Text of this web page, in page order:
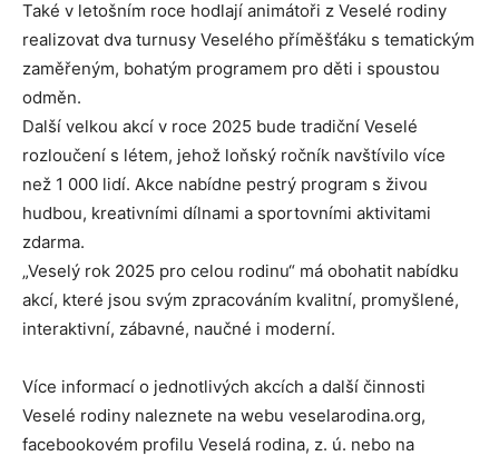
Také v letošním roce hodlají animátoři z Veselé rodiny
realizovat dva turnusy Veselého příměšťáku s tematickým
zaměřeným, bohatým programem pro děti i spoustou
odměn.
Další velkou akcí v roce 2025 bude tradiční Veselé
rozloučení s létem, jehož loňský ročník navštívilo více
než 1 000 lidí. Akce nabídne pestrý program s živou
hudbou, kreativními dílnami a sportovními aktivitami
zdarma.
„Veselý rok 2025 pro celou rodinu“ má obohatit nabídku
akcí, které jsou svým zpracováním kvalitní, promyšlené,
interaktivní, zábavné, naučné i moderní.
Více informací o jednotlivých akcích a další činnosti
Veselé rodiny naleznete na webu veselarodina.org,
facebookovém profilu Veselá rodina, z. ú. nebo na